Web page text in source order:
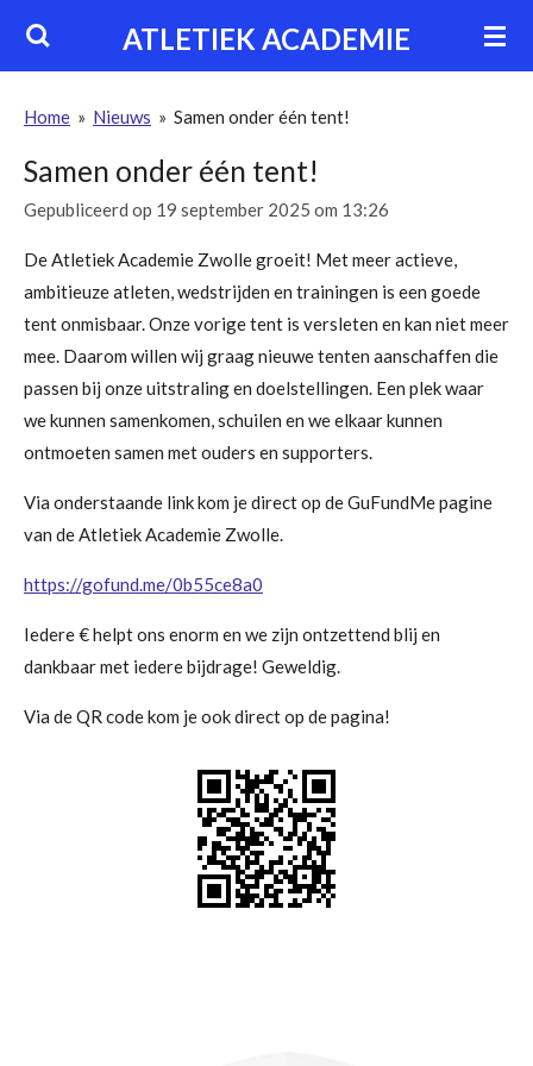
Ga
de
ATLETIEK ACADEMIE
Home » Nieuws » Samen onder één tent!
Samen onder één tent!
Gepubliceerd op 19 september 2025 om 13:26
De Atletiek Academie Zwolle groeit! Met meer actieve,
ambitieuze atleten, wedstrijden en trainingen is een goede
tent onmisbaar. Onze vorige tent is versleten en kan niet meer
mee. Daarom willen wij graag nieuwe tenten aanschaffen die
passen bij onze uitstraling en doelstellingen. Een plek waar
we kunnen samenkomen, schuilen en we elkaar kunnen
ontmoeten samen met ouders en supporters.
Via onderstaande link kom je direct op de GuFundMe pagine
van de Atletiek Academie Zwolle.
https://gofund.me/0b55ce8a0
Iedere € helpt ons enorm en we zijn ontzettend blij en
dankbaar met iedere bijdrage! Geweldig.
Via de QR code kom je ook direct op de pagina!